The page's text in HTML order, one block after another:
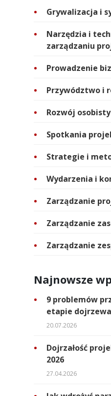
Grywalizacja i
Narzędzia i
zarządzaniu
Prowadzenie
Przywództwo i
Rozwój
Spotkania
Strategie i
Wydarzenia i
Zarządzanie
Zarządzanie
Zarządzanie
Najnowsze
9 problemów
etapie
20.07.2026
Dojrzałość
2026
27.04.2026